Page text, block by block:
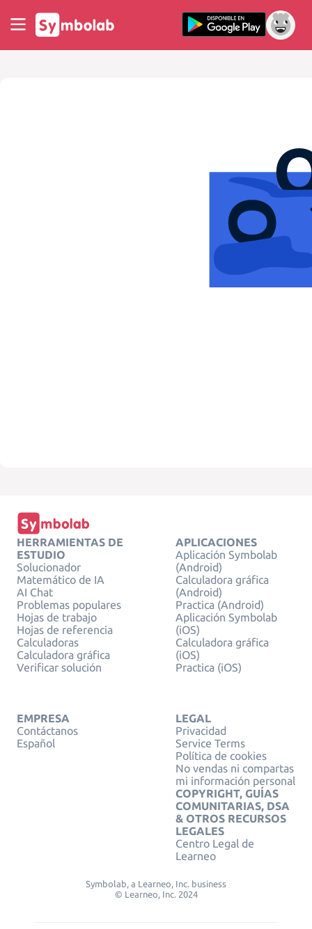
HERRAMIENTAS DE
ESTUDIO
Solucionador
Matemático de IA
AI Chat
Problemas populares
Hojas de trabajo
Hojas de referencia
Calculadoras
Calculadora gráfica
Verificar solución
APLICACIONES
Aplicación Symbolab
(Android)
Calculadora gráfica
(Android)
Practica (Android)
Aplicación Symbolab
(iOS)
Calculadora gráfica
(iOS)
Practica (iOS)
EMPRESA
Contáctanos
Español
LEGAL
Privacidad
Service Terms
Política de cookies
No vendas ni compartas
mi información personal
COPYRIGHT, GUÍAS
COMUNITARIAS, DSA
& OTROS RECURSOS
LEGALES
Centro Legal de
Learneo
Symbolab, a Learneo, Inc. business
© Learneo, Inc. 2024